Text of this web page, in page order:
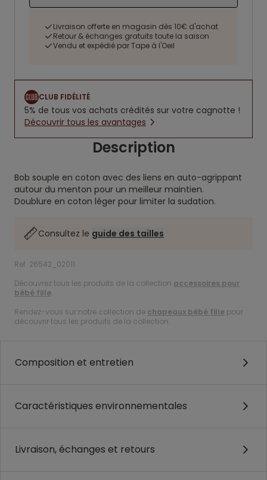
Livraison offerte en magasin dès 10€ d'achat
Retour & échanges gratuits toute la saison
Vendu et expédié par Tape à l'Oeil
CLUB FIDÉLITÉ
5% de tous vos achats crédités sur votre cagnotte !
Découvrir tous les avantages
Description
Bob souple en coton avec des liens en auto-agrippant
autour du menton pour un meilleur maintien.
Doublure en coton léger pour limiter la sudation.
Consultez le guide des tailles
Ref. 26542_02011
Découvrez tous les produits de la collection accessoires pour
bébé fille.
Rendez-vous sur notre collection de chapeaux bébé fille pour
découvrir tous les produits de la collection.
Composition et entretien
Caractéristiques environnementales
Livraison, échanges et retours